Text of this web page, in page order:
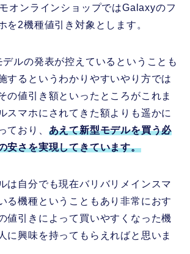
オンラインショップではGalaxyのフ
を2機種値引き対象とします。
ルの発表が控えているということも
するというわかりやすいやり方では
の値引き額といったところがこれま
スマホにされてきた額よりも遥かに
ており、 あえて新型モデルを買う必
安さを実現してきています。
は自分でも現在バリバリメインスマ
る機種ということもあり非常におす
値引きによって買いやすくなった機
に興味を持ってもらえればと思いま